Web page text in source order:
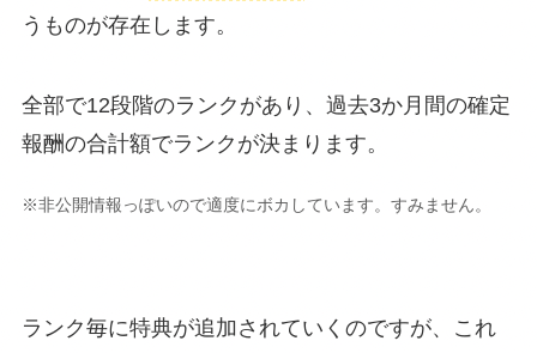
うものが存在します。
全部で12段階のランクがあり、過去3か月間の確定
報酬の合計額でランクが決まります。
※非公開情報っぽいので適度にボカしています。すみません。
ランク毎に特典が追加されていくのですが、これ